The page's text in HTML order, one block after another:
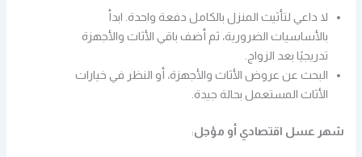
لا داعي لتأثيث المنزل بالكامل دفعة واحدة. ابدأ
بالأساسيات الضرورية، ثم أضف باقي الأثاث والأجهزة
تدريجيًا بعد الزواج.
البحث عن عروض الأثاث والأجهزة، أو النظر في خيارات
الأثاث المستعمل بحالة جيدة.
شهر عسل اقتصادي أو مؤجل: